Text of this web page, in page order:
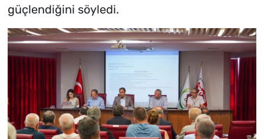
güçlendiğini söyledi.